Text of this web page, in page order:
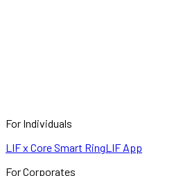
For Individuals
LIF x Core Smart RingLIF App
For Corporates